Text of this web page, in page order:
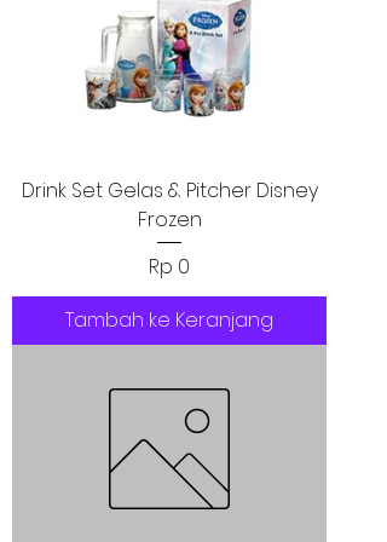
Drink Set Gelas & Pitcher Disney
Frozen
Harga
Rp 0
Tambah ke Keranjang